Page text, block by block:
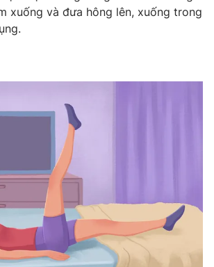
xuống và đưa hông lên, xuống trong